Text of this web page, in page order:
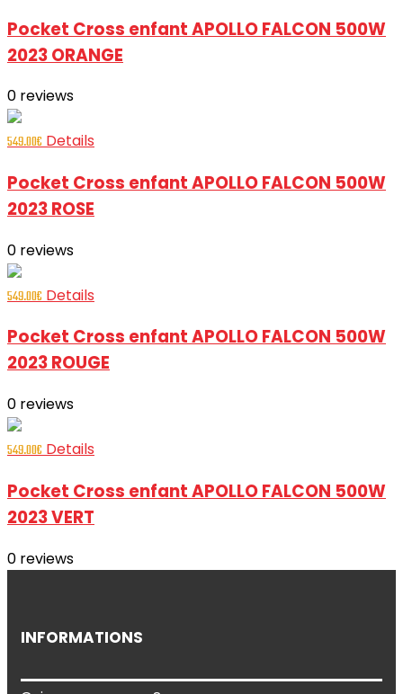
Pocket Cross enfant APOLLO FALCON 500W
2023 ORANGE
0 reviews
549.00€ Details
Pocket Cross enfant APOLLO FALCON 500W
2023 ROSE
0 reviews
549.00€ Details
Pocket Cross enfant APOLLO FALCON 500W
2023 ROUGE
0 reviews
549.00€ Details
Pocket Cross enfant APOLLO FALCON 500W
2023 VERT
0 reviews
INFORMATIONS